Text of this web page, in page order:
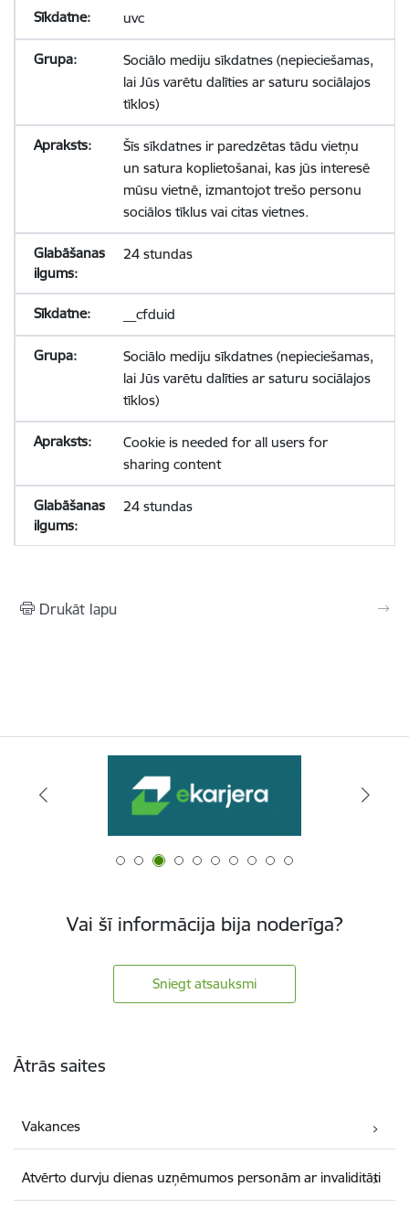
uvc
Sociālo mediju sīkdatnes (nepieciešamas,
lai Jūs varētu dalīties ar saturu sociālajos
tīklos)
Šīs sīkdatnes ir paredzētas tādu vietņu
un satura koplietošanai, kas jūs interesē
mūsu vietnē, izmantojot trešo personu
sociālos tīklus vai citas vietnes.
24 stundas
__cfduid
Sociālo mediju sīkdatnes (nepieciešamas,
lai Jūs varētu dalīties ar saturu sociālajos
tīklos)
Cookie is needed for all users for
sharing content
24 stundas
Drukāt lapu
Vai šī informācija bija noderīga?
Sniegt atsauksmi
Ātrās saites
Vakances
Atvērto durvju dienas uzņēmumos personām ar invaliditāti